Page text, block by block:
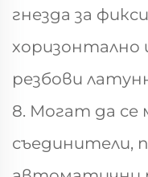
гнезда за
хоризонтално
резбови
8. Могат да
съединители,